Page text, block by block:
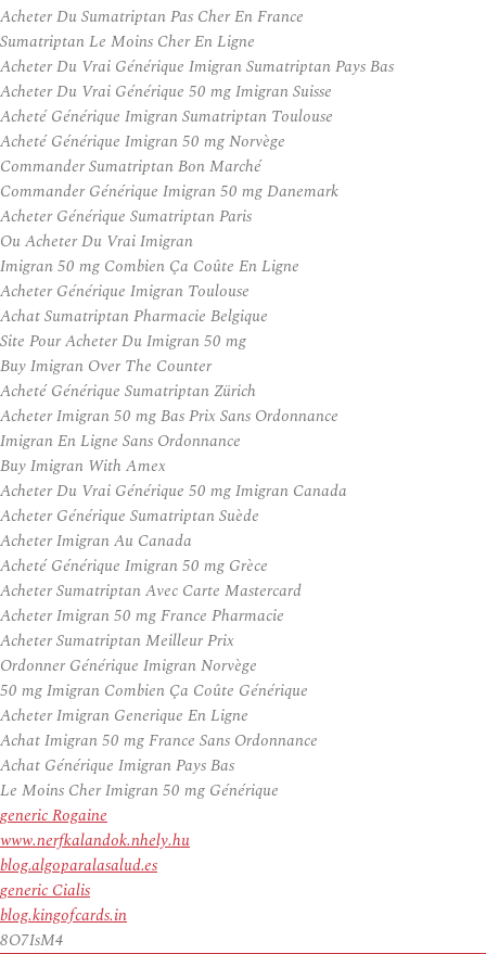
Acheter Du Sumatriptan Pas Cher En France
Sumatriptan Le Moins Cher En Ligne
Acheter Du Vrai Générique Imigran Sumatriptan Pays Bas
Acheter Du Vrai Générique 50 mg Imigran Suisse
Acheté Générique Imigran Sumatriptan Toulouse
Acheté Générique Imigran 50 mg Norvège
Commander Sumatriptan Bon Marché
Commander Générique Imigran 50 mg Danemark
Acheter Générique Sumatriptan Paris
Ou Acheter Du Vrai Imigran
Imigran 50 mg Combien Ça Coûte En Ligne
Acheter Générique Imigran Toulouse
Achat Sumatriptan Pharmacie Belgique
Site Pour Acheter Du Imigran 50 mg
Buy Imigran Over The Counter
Acheté Générique Sumatriptan Zürich
Acheter Imigran 50 mg Bas Prix Sans Ordonnance
Imigran En Ligne Sans Ordonnance
Buy Imigran With Amex
Acheter Du Vrai Générique 50 mg Imigran Canada
Acheter Générique Sumatriptan Suède
Acheter Imigran Au Canada
Acheté Générique Imigran 50 mg Grèce
Acheter Sumatriptan Avec Carte Mastercard
Acheter Imigran 50 mg France Pharmacie
Acheter Sumatriptan Meilleur Prix
Ordonner Générique Imigran Norvège
50 mg Imigran Combien Ça Coûte Générique
Acheter Imigran Generique En Ligne
Achat Imigran 50 mg France Sans Ordonnance
Achat Générique Imigran Pays Bas
Le Moins Cher Imigran 50 mg Générique
generic Rogaine
www.nerfkalandok.nhely.hu
blog.algoparalasalud.es
generic Cialis
blog.kingofcards.in
8O7IsM4